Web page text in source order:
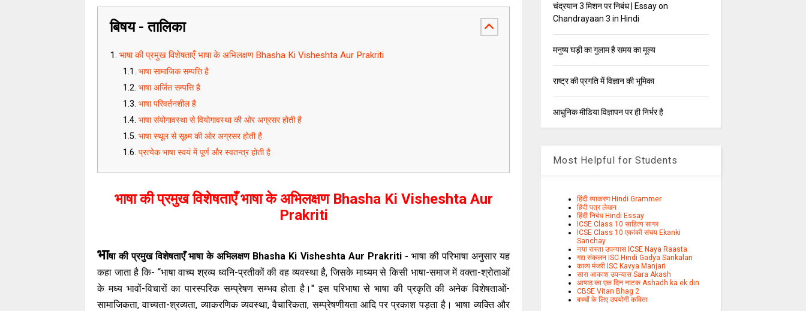
बिषय - तालिका
भाषा की प्रमुख विशेषताएँ भाषा के अभिलक्षण Bhasha Ki Visheshta Aur Prakriti
भाषा सामाजिक सम्पत्ति है
भाषा अर्जित सम्पत्ति है
भाषा परिवर्तनशील है
भाषा संयोगावस्था से वियोगावस्था की ओर अग्रसर होती है
भाषा स्थूल से सूक्ष्म की ओर अग्रसर होती है
प्रत्येक भाषा स्वयं में पूर्ण और स्वतन्त्र होती है
भाषा की प्रमुख विशेषताएँ भाषा के अभिलक्षण Bhasha Ki Visheshta Aur
Prakriti
भाषा की प्रमुख विशेषताएँ भाषा के अभिलक्षण Bhasha Ki Visheshta Aur Prakriti - भाषा की परिभाषा अनुसार यह
कहा जाता है कि- “भाषा वाच्य श्रव्य ध्वनि-प्रतीकों की वह व्यवस्था है, जिसके माध्यम से किसी भाषा-समाज में वक्ता-श्रोताओं
के मध्य भावों-विचारों का पारस्परिक सम्प्रेषण सम्भव होता है।" इस परिभाषा से भाषा की प्रकृति की अनेक विशेषताओं-
सामाजिकता, वाच्यता-श्रव्यता, व्याकरणिक व्यवस्था, वैचारिकता, सम्प्रेषणीयता आदि पर प्रकाश पड़ता है। भाषा व्यक्ति और
चंद्रयान 3 मिशन पर निबंध | Essay on
Chandrayaan 3 in Hindi
मनुष्य घड़ी का गुलाम है समय का मूल्य
राष्ट्र की प्रगति में विज्ञान की भूमिका
आधुनिक मीडिया विज्ञापन पर ही निर्भर है
Most Helpful for Students
हिंदी व्याकरण Hindi Grammer
हिंदी पत्र लेखन
हिंदी निबंध Hindi Essay
ICSE Class 10 साहित्य सागर
ICSE Class 10 एकांकी संचय Ekanki
Sanchay
नया रास्ता उपन्यास ICSE Naya Raasta
गद्य संकलन ISC Hindi Gadya Sankalan
काव्य मंजरी ISC Kavya Manjari
सारा आकाश उपन्यास Sara Akash
आषाढ़ का एक दिन नाटक Ashadh ka ek din
CBSE Vitan Bhag 2
बच्चों के लिए उपयोगी कविता